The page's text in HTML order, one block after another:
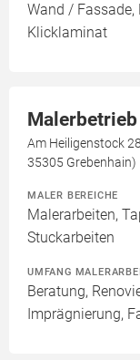
Wand / Fassade,
Klicklaminat
Am Heiligenstock
35305 Grebenhain)
MALER BEREICHE
Malerarbeiten,
Stuckarbeiten
UMFANG
Beratung,
Imprägnierung,